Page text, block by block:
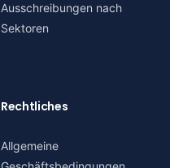
Ausschreibungen nach
Sektoren
Rechtliches
Allgemeine